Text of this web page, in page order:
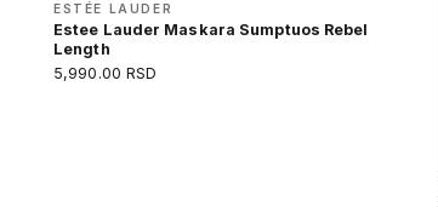
ESTÉE LAUDER
Estee Lauder Maskara Sumptuos Rebel
Length
5,990.00 RSD